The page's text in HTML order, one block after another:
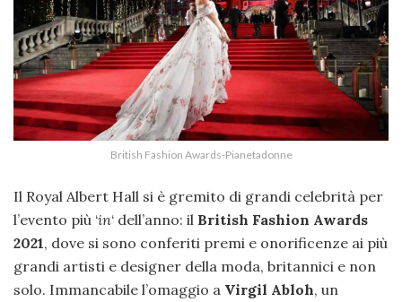
British Fashion Awards-Pianetadonne
Il Royal Albert Hall si è gremito di grandi celebrità per
l’evento più ‘in‘ dell’anno: il British Fashion Awards
2021, dove si sono conferiti premi e onorificenze ai più
grandi artisti e designer della moda, britannici e non
solo. Immancabile l’omaggio a Virgil Abloh, un